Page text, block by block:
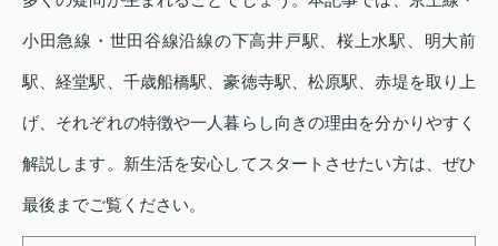
小田急線・世田谷線沿線の下高井戸駅、桜上水駅、明大前
駅、経堂駅、千歳船橋駅、豪徳寺駅、松原駅、赤堤を取り上
げ、それぞれの特徴や一人暮らし向きの理由を分かりやすく
解説します。新生活を安心してスタートさせたい方は、ぜひ
最後までご覧ください。